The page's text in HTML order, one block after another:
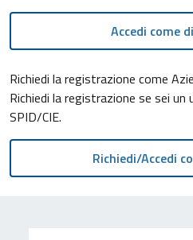
Accedi come
Richiedi la registrazione come
Richiedi la registrazione se sei
SPID/CIE.